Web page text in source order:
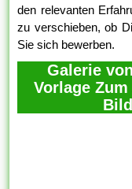
den relevanten
zu verschieben, ob
Sie sich bewerben.
Galerie
Vorlage